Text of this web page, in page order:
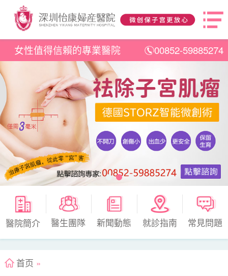
女性值得信賴的專業醫院 00852-59885274
醫院簡介 醫生團隊 新聞動態 就診指南 常見問題
首页 »